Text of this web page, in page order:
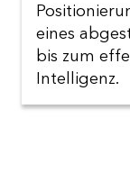
eines
bis zum
Intelligenz.